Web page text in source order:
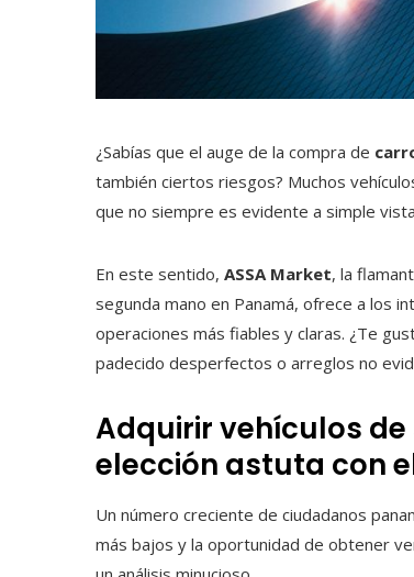
¿Sabías que el auge de la compra de
también ciertos riesgos? Muchos
que no siempre es evidente a simple
En este sentido, ASSA Market, la
segunda mano en Panamá, ofrece a los
operaciones más fiables y claras. ¿Te
padecido desperfectos o arreglos no
Adquirir vehículos
elección astuta con
Un número creciente de ciudadanos
más bajos y la oportunidad de obtener